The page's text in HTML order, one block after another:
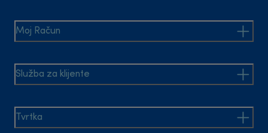
Moj Račun
Služba za klijente
Tvrtka